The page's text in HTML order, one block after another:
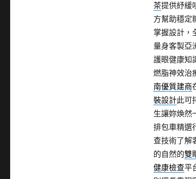
茶提供紓緩
方幫助穩定
掌握設計，
量身客製亞
護眼健康知
燃脂神效治
南優質建商
裝設計此可
生讓妳煥然
排包車精選
查技術了解
的自然的雙
健康檢查平